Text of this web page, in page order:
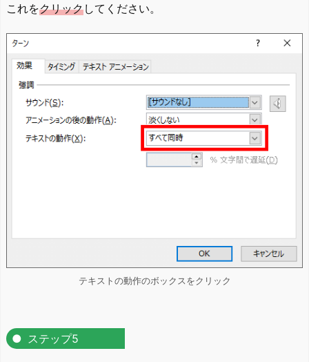
これをクリックしてください。
テキストの動作のボックスをクリック
ステップ5